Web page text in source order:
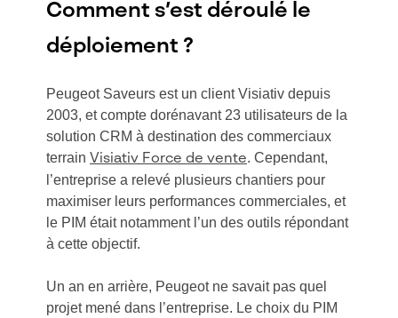
Comment s’est déroulé le
déploiement ?
Peugeot Saveurs est un client Visiativ depuis
2003, et compte dorénavant 23 utilisateurs de la
solution CRM à destination des commerciaux
terrain Visiativ Force de vente. Cependant,
l’entreprise a relevé plusieurs chantiers pour
maximiser leurs performances commerciales, et
le PIM était notamment l’un des outils répondant
à cette objectif.
Un an en arrière, Peugeot ne savait pas quel
projet mené dans l’entreprise. Le choix du PIM